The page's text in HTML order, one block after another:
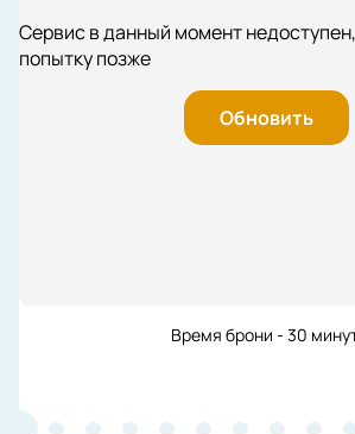
Сервис в данный момент
попытку позже
Обновить
Время брони - 30